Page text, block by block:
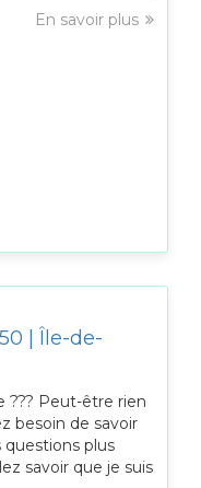
En savoir plus
| Île-de-
??? Peut-être rien
besoin de savoir
plus
savoir que je suis